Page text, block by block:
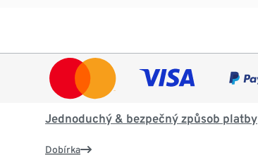
Jednoduchý & bezpečný způsob platby
Dobírka